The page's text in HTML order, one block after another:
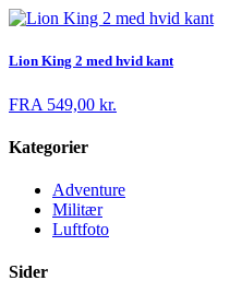
Lion King 2 med hvid kant
FRA 549,00 kr.
Kategorier
Adventure
Militær
Luftfoto
Sider